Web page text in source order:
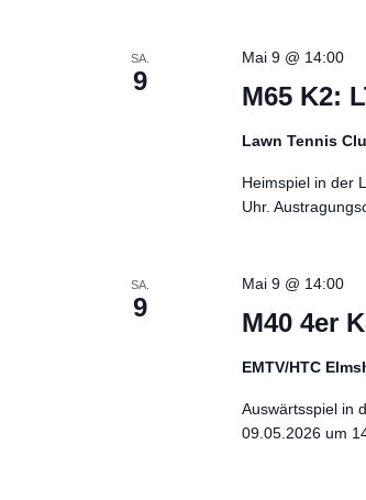
SA.
9
M65 K2:
Mai 9 @ 14:00
Lawn Tennis
Heimspiel in der
Uhr.
SA.
9
M40 4er
Mai 9 @ 14:00
EMTV/HTC
Auswärtsspiel in
09.05.2026 um